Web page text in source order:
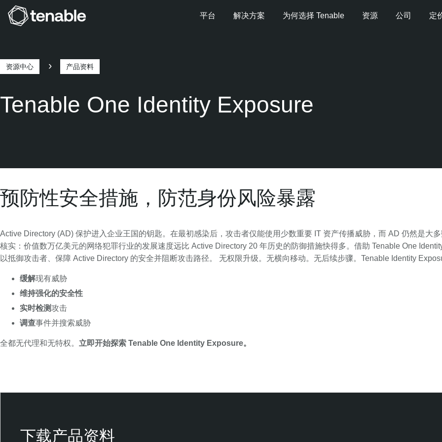
跳转至页脚
平台 解决方案 为何选择 Tenable 资源 公司 定
迹
资源中心 产品资料
Tenable One Identity Exposure
预防性安全措施，防范身份风险暴露
Active Directory (AD) 保护进入企业王国的钥匙。在最初感染后，攻击者仅能使用少数重要 IT 资产传播威胁，而 AD 仍然是大
核实：价值数万亿美元的网络犯罪行业的发展速度远比 Active Directory 20 年历史的防御措施快得多。借助 Tenable One
以抵御攻击者、保障 Active Directory 的安全并阻断攻击路径。 无权限升级。无横向移动。无后续步骤。Tenable Identity
缓解现有威胁
维持强化的安全性
实时检测攻击
调查事件并搜索威胁
全都无代理和无特权。 立即开始探索 Tenable One Identity Exposure。
下载产品资料